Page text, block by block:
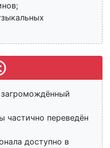
частично переведён
доступно в